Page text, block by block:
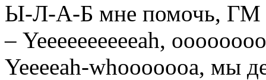
Ы-Л-А-Б мне помочь, ГМ
– Yeeeeeeeeeeah,
Yeeeeah-whooooooa, мы